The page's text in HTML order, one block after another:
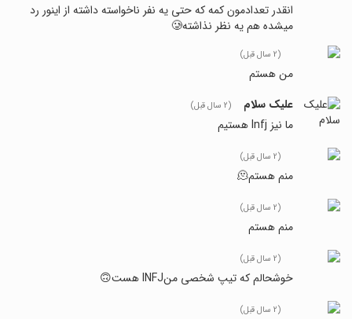
انقدر تعدادمون کمه که حتی یه نفر ناخواسته داشته از اینور رد
میشده هم یه نظر نذاشته🥲
(2 سال قبل)
من هستم
علیک سلام
(2 سال قبل)
ما نیز Infj هستیم
(2 سال قبل)
منم هستم🫠
(2 سال قبل)
منم هستم
(2 سال قبل)
خوشحالم که تیپ شخصی منINFJ هست🙃
(2 سال قبل)